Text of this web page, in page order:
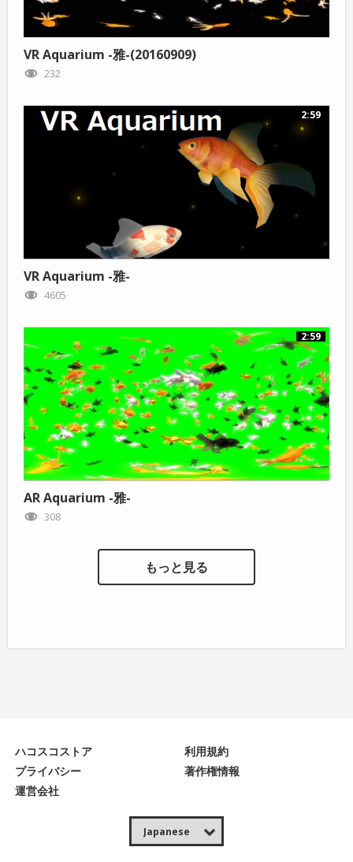
VR Aquarium -雅-(20160909)
232
2:59
VR Aquarium -雅-
4605
2:59
AR Aquarium -雅-
308
もっと見る
ハコスコストア
利用規約
プライバシー
著作権情報
運営会社